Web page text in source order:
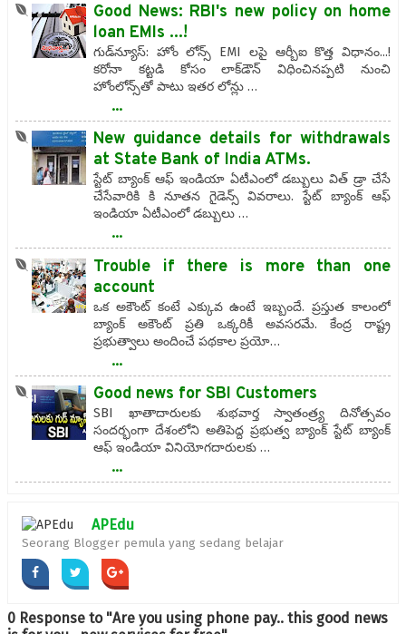
Good News: RBI's new policy on home
loan EMIs ...!
గుడ్‌న్యూస్‌: హోం లోన్స్ EMI లపై ఆర్బీఐ కొత్త విధానం...!
కరోనా కట్టడి కోసం లాక్‌డౌన్ విధించినప్పటి నుంచి
హోంలోన్స్‌తో పాటు ఇతర లోన్లు …
...
New guidance details for withdrawals
at State Bank of India ATMs.
స్టేట్ బ్యాంక్ ఆఫ్ ఇండియా ఏటీఎంలో డబ్బులు విత్ డ్రా చేసే
చేసేవారికి కి నూతన గైడెన్స్ వివరాలు. స్టేట్ బ్యాంక్ ఆఫ్
ఇండియా ఏటీఎంలో డబ్బులు …
...
Trouble if there is more than one
account
ఒక అకౌంట్ కంటే ఎక్కువ ఉంటే ఇబ్బందే. ప్రస్తుత కాలంలో
బ్యాంక్ అకౌంట్ ప్రతి ఒక్కరికీ అవసరమే. కేంద్ర రాష్ట్ర
ప్రభుత్వాలు అందించే పథకాల ప్రయో…
...
Good news for SBI Customers
SBI ఖాతాదారులకు శుభవార్త స్వాతంత్ర్య దినోత్సవం
సందర్భంగా దేశంలోని అతిపెద్ద ప్రభుత్వ బ్యాంక్ స్టేట్ బ్యాంక్
ఆఫ్ ఇండియా వినియోగదారులకు …
...
APEdu
Seorang Blogger pemula yang sedang belajar
0 Response to "Are you using phone pay.. this good news